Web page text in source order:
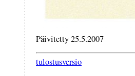
Päivitetty 25.5.2007
tulostusversio